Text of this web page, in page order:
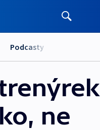
Podcasty
ne